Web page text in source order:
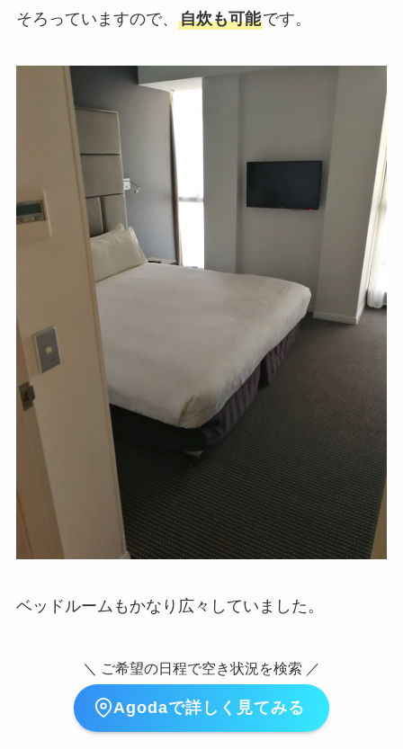
そろっていますので、 自炊も可能です。
ベッドルームもかなり広々していました。
＼ ご希望の日程で空き状況を検索 ／
Agodaで詳しく見てみる